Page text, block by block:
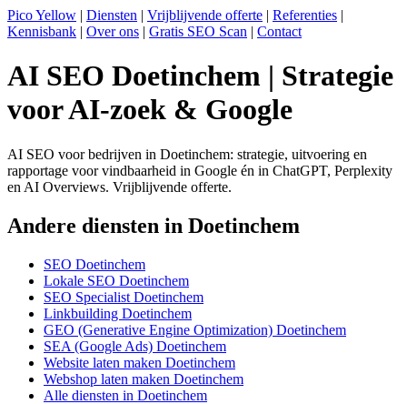
Pico Yellow | Diensten | Vrijblijvende offerte | Referenties |
Kennisbank | Over ons | Gratis SEO Scan | Contact
AI SEO Doetinchem | Strategie
voor AI-zoek & Google
AI SEO voor bedrijven in Doetinchem: strategie, uitvoering en
rapportage voor vindbaarheid in Google én in ChatGPT, Perplexity
en AI Overviews. Vrijblijvende offerte.
Andere diensten in Doetinchem
SEO Doetinchem
Lokale SEO Doetinchem
SEO Specialist Doetinchem
Linkbuilding Doetinchem
GEO (Generative Engine Optimization) Doetinchem
SEA (Google Ads) Doetinchem
Website laten maken Doetinchem
Webshop laten maken Doetinchem
Alle diensten in Doetinchem